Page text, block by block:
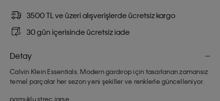
3500 TL ve üzeri alışverişlerde ücretsiz kargo
30 gün içerisinde ücretsiz iade
Detay
Calvin Klein Essentials. Modern gardırop için tasarlanan zamansız
temel parçalar her sezon yeni şekiller ve renklerle güncelleniyor.
pamuklu streç jarse